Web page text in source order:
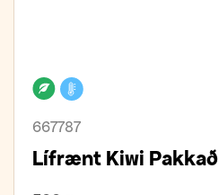
Lífrænt
667787
Lífrænt Kiwi Pakkað